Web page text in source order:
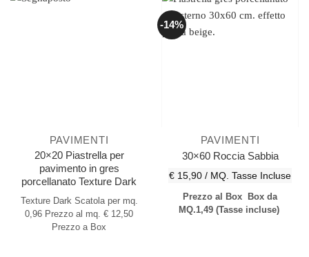
PAVIMENTI
20×20 Piastrella per
pavimento in gres
porcellanato Texture Dark
Texture Dark Scatola per mq.
0,96 Prezzo al mq. € 12,50
Prezzo a Box
-14%
PAVIMENTI
30×60 Roccia Sabbia
€ 15,90 / MQ. Tasse Incluse
Prezzo al Box
Box da
MQ.1,49 (Tasse incluse)